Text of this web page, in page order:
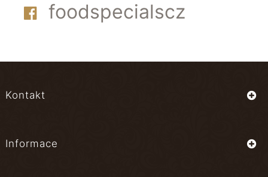
foodspecialscz
Kontakt
Informace